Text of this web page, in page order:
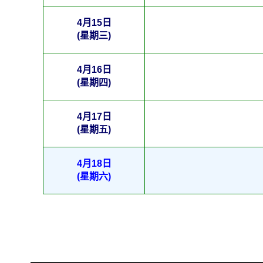
4月15日
(星期三)
4月16日
(星期四)
4月17日
(星期五)
4月18日
(星期六)